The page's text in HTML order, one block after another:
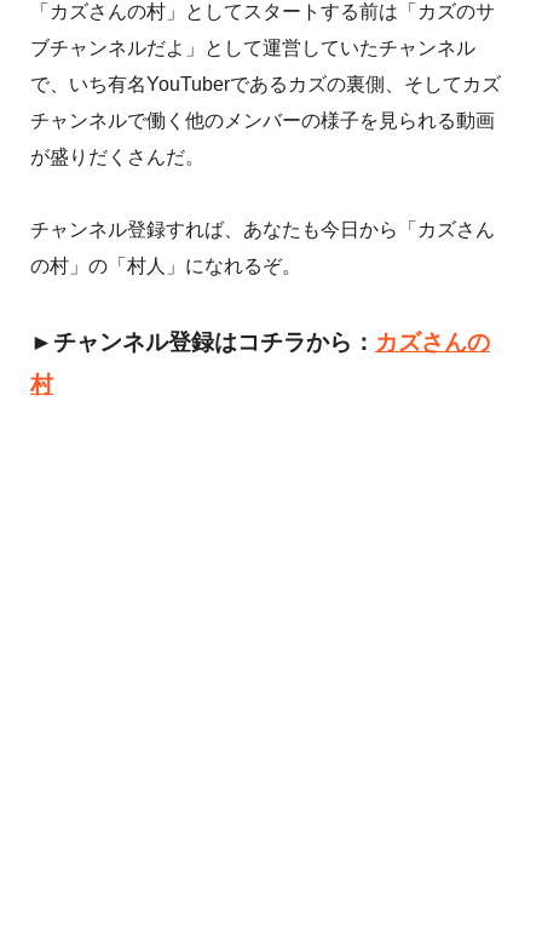
「カズさんの村」としてスタートする前は「カズのサ
ブチャンネルだよ」として運営していたチャンネル
で、いち有名YouTuberであるカズの裏側、そしてカズ
チャンネルで働く他のメンバーの様子を見られる動画
が盛りだくさんだ。
チャンネル登録すれば、あなたも今日から「カズさん
の村」の「村人」になれるぞ。
►チャンネル登録はコチラから： カズさんの
村